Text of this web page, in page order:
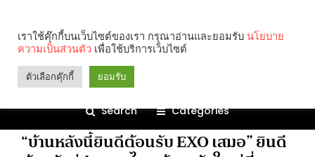
Search Categories
EXhOrizon in BANGKOK
ENTERTAINMENT K-POP
“บ้านหลังนี้ยินดีต้อนรับ EXO เสมอ” ยินดี
เราใช้คุ๊กกี้บนเว็บไซต์ของเรา กรุณาอ่านและยอมรับ นโยบาย
ความเป็นส่วนตัว เพื่อใช้บริการเว็บไซต์
ตัวเลือกคุ๊กกี้ ยอมรับ